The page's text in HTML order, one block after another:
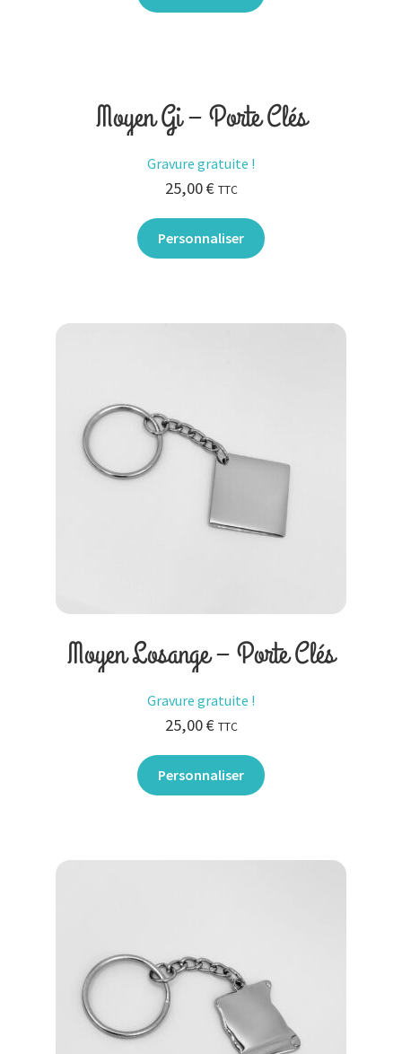
Moyen Gi – Porte Clés
Gravure gratuite !
25,00€ TTC
Personnaliser
Moyen Losange – Porte Clés
Gravure gratuite !
25,00€ TTC
Personnaliser